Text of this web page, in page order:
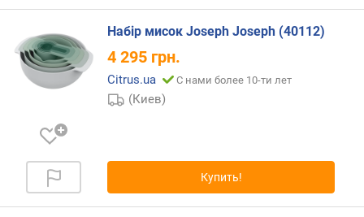
р
д
л
о
н
и
й
Набір мисок Joseph Joseph (40112)
4 295 грн.
Citrus.ua С нами более 10-ти лет
(Киев)
Купить!